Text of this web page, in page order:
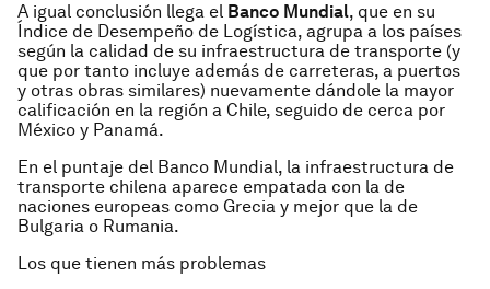
A igual conclusión llega el Banco Mundial, que en su
Índice de Desempeño de Logística, agrupa a los países
según la calidad de su infraestructura de transporte (y
que por tanto incluye además de carreteras, a puertos
y otras obras similares) nuevamente dándole la mayor
calificación en la región a Chile, seguido de cerca por
México y Panamá.
En el puntaje del Banco Mundial, la infraestructura de
transporte chilena aparece empatada con la de
naciones europeas como Grecia y mejor que la de
Bulgaria o Rumania.
Los que tienen más problemas